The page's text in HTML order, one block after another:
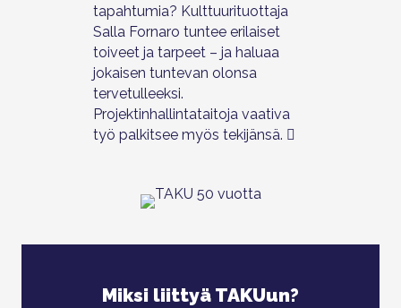
tapahtumia? Kulttuurituottaja
Salla Fornaro tuntee erilaiset
toiveet ja tarpeet – ja haluaa
jokaisen tuntevan olonsa
tervetulleeksi.
Projektinhallintataitoja vaativa
työ palkitsee myös tekijänsä.
Miksi liittyä TAKUun?